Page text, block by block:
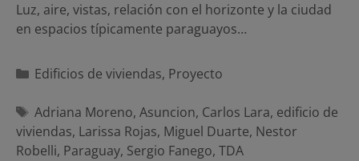
Luz, aire, vistas, relación con el horizonte y la ciudad
en espacios típicamente paraguayos…
Categorías
Edificios de viviendas, Proyecto
Etiquetas
Adriana Moreno, Asuncion, Carlos Lara, edificio de
viviendas, Larissa Rojas, Miguel Duarte, Nestor
Robelli, Paraguay, Sergio Fanego, TDA